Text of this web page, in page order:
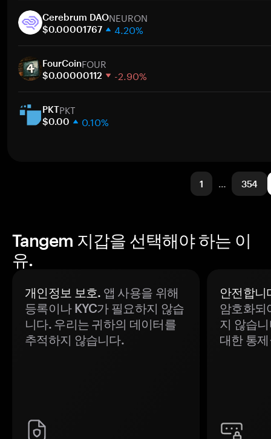
30일
시가총액
Cerebrum DAONEURON
$0.00001767 4.20%
30일
시가총액
FourCoinFOUR
$0.00000112 -2.90%
30일
시가총액
PKTPKT
$0.00 0.10%
1 … 354
Tangem 지갑을 선택해야 하는 이
유.
개인정보 보호. 앱 사용을 위해
등록이나 KYC가 필요하지 않습
니다. 우리는 귀하의 데이터를
추적하지 않습니다.
안전합니
암호화되
지 않습
대한 통